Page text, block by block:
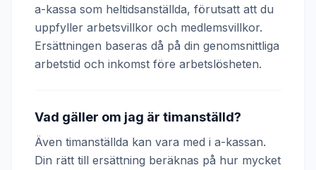
a-kassa som heltidsanställda, förutsatt att du
uppfyller arbetsvillkor och medlemsvillkor.
Ersättningen baseras då på din genomsnittliga
arbetstid och inkomst före arbetslösheten.
Vad gäller om jag är timanställd?
Även timanställda kan vara med i a-kassan.
Din rätt till ersättning beräknas på hur mycket